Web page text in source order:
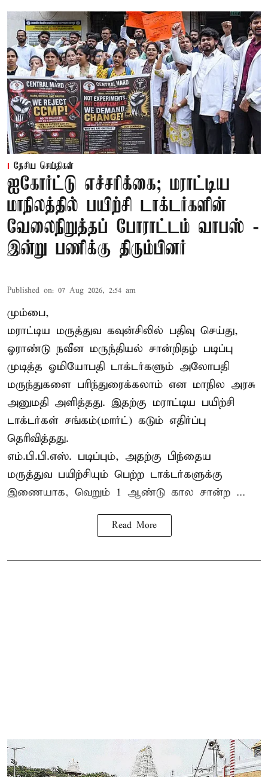
தேசிய செய்திகள்
ஐகோர்ட்டு எச்சரிக்கை; மராட்டிய
மாநிலத்தில் பயிற்சி டாக்டர்களின்
வேலைநிறுத்தப் போராட்டம் வாபஸ் -
இன்று பணிக்கு திரும்பினர்
Published on: 07 Aug 2026, 2:54 am
மும்பை,
மராட்டிய மருத்துவ கவுன்சிலில் பதிவு செய்து,
ஓராண்டு நவீன மருந்தியல் சான்றிதழ் படிப்பு
முடித்த ஓமியோபதி டாக்டர்களும் அலோபதி
மருந்துகளை பரிந்துரைக்கலாம் என மாநில அரசு
அனுமதி அளித்தது. இதற்கு மராட்டிய பயிற்சி
டாக்டர்கள் சங்கம்(மார்ட்) கடும் எதிர்ப்பு
தெரிவித்தது.
எம்.பி.பி.எஸ். படிப்பும், அதற்கு பிந்தைய
மருத்துவ பயிற்சியும் பெற்ற டாக்டர்களுக்கு
இணையாக, வெறும் 1 ஆண்டு கால சான்ற ...
Read More